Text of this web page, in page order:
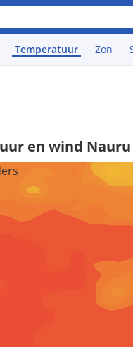
Temperatuur Zon
en wind Nauru